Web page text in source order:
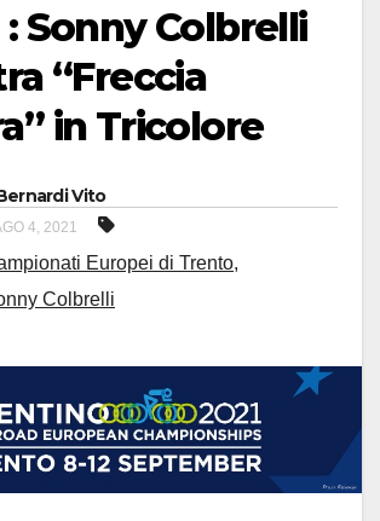
Sonny Colbrelli
“Freccia
in Tricolore
Vito
4, 2021
Europei di Trento,
Colbrelli